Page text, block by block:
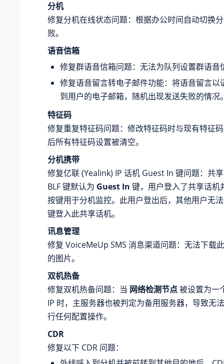
分机
修复分机在线状态问题：根据办公时间自动切换
败。
语音信箱
修复群语音信箱问题：无法为队列设置群语音
修复语音留言转电子邮件功能：将语音留言以
到用户的电子邮箱，随机出现发送失败的情况
特征码
修复重复特征码问题：修改特征码时与现有特征
后所有特征码设置被清空。
分机携带
修复亿联 (Yealink) IP 话机 Guest In 键问题：共
BLF 键默认为 Guest In 键，用户登入了共享话机
按键用于分机监控。此用户登出后，其他用户无
键登入此共享话机。
讯息管理
修复 VoiceMeUp SMS 消息渠道问题：无法下载
的图片。
双机热备
修复双机热备问题：当 网络检测节点被设置为一
IP 时，主服务器也被判定为备用服务器，导致无
行任何配置操作。
CDR
修复以下 CDR 问题：